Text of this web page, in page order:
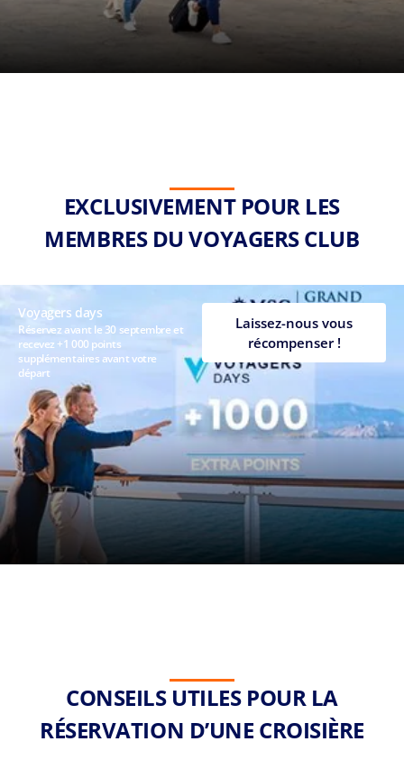
EXCLUSIVEMENT POUR LES
MEMBRES DU VOYAGERS CLUB
Voyagers days
Réservez avant le 30 septembre et
recevez +1 000 points
supplémentaires avant votre
départ
Laissez-nous vous
récompenser !
CONSEILS UTILES POUR LA
RÉSERVATION D’UNE CROISIÈRE